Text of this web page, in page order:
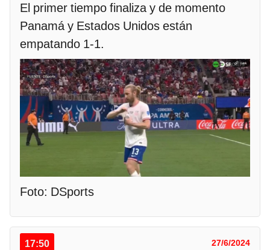
El primer tiempo finaliza y de momento
Panamá y Estados Unidos están
empatando 1-1.
Foto: DSports
17:50 27/6/2024